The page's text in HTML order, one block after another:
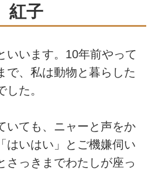
紅子
いいます。10年前やって
で、私は動物と暮らした
た。
いても、ニャーと声をか
はいはい」とご機嫌伺い
さっきまでわたしが座っ